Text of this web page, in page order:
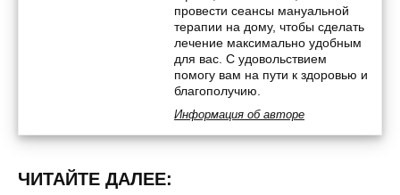
провести сеансы мануальной
терапии на дому, чтобы сделать
лечение максимально удобным
для вас. С удовольствием
помогу вам на пути к здоровью и
благополучию.
Информация об авторе
ЧИТАЙТЕ ДАЛЕЕ: